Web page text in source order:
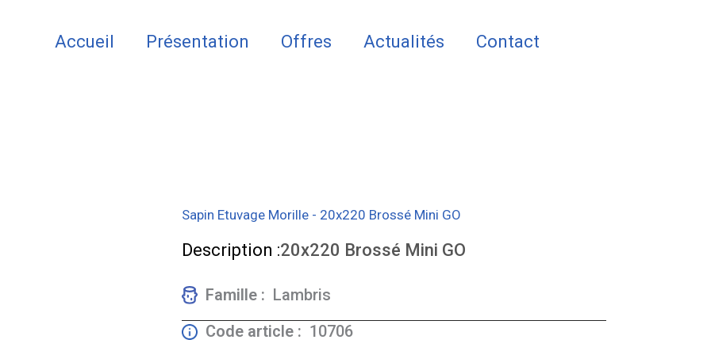
Accueil Présentation Offres Actualités Contact
Sapin Etuvage Morille - 20x220 Brossé Mini GO
Description :20x220 Brossé Mini GO
Famille : Lambris
Code article : 10706